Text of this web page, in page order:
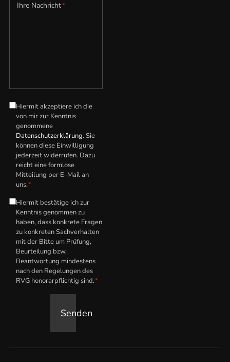
Ihre Nachricht*
Datenschutzerklärung*
Hiermit akzeptiere ich die
von mir zur Kenntnis
genommene
Datenschutzerklärung. Sie
können diese Einwilligung
jederzeit widerrufen. Dazu
reicht eine formlose
Mitteilung per E-Mail an
uns.*
Hinweis
zum
anwaltlichen
Honorar*
Hiermit bestätige ich zur
Kenntnis genommen zu
haben, dass konkrete Fragen
zu konkreten Sachverhalten
mit der Bitte um Prüfung,
Beurteilung bzw.
Beantwortung mindestens
nach den Regelungen des
RVG honorarpflichtig sind.*
Senden